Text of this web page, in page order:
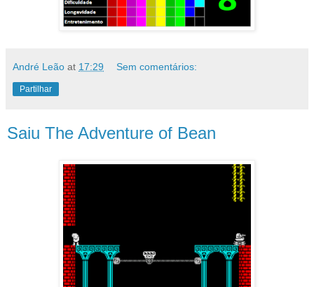
André Leão at 17:29 Sem comentários:
Partilhar
Saiu The Adventure of Bean